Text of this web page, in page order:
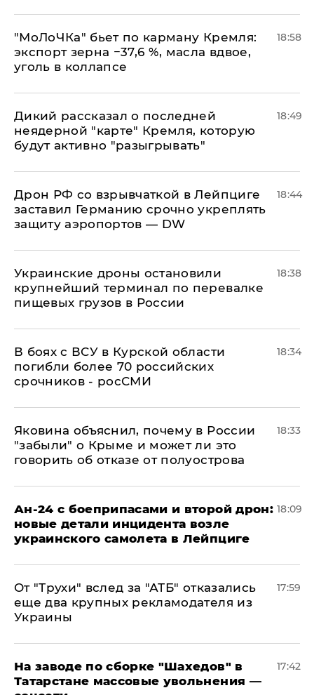
​"МоЛоЧКа" бьет по карману Кремля:
экспорт зерна −37,6 %, масла вдвое,
уголь в коллапсе
18:58
Дикий рассказал о последней
неядерной "карте" Кремля, которую
будут активно "разыгрывать"
18:49
​Дрон РФ со взрывчаткой в Лейпциге
заставил Германию срочно укреплять
защиту аэропортов — DW
18:44
Украинские дроны остановили
крупнейший терминал по перевалке
пищевых грузов в России
18:38
В боях с ВСУ в Курской области
погибли более 70 российских
срочников - росСМИ
18:34
Яковина объяснил, почему в России
"забыли" о Крыме и может ли это
говорить об отказе от полуострова
18:33
Ан-24 с боеприпасами и второй дрон:
новые детали инцидента возле
украинского самолета в Лейпциге
18:09
От "Трухи" вслед за "АТБ" отказались
еще два крупных рекламодателя из
Украины
17:59
На заводе по сборке "Шахедов" в
Татарстане массовые увольнения —
17:42